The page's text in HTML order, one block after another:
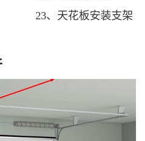
、天花板安装支架